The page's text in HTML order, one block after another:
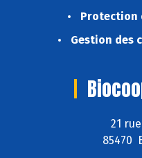
Protection
Gestion des
21
85470